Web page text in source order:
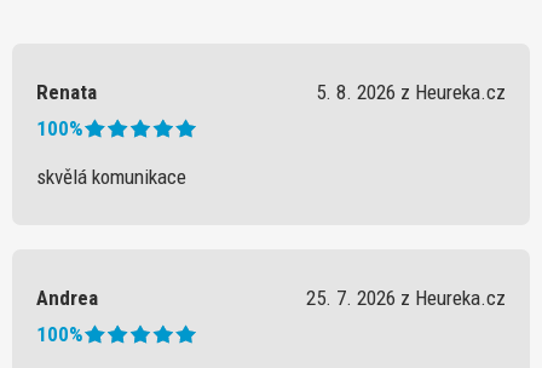
Renata
5. 8. 2026 z Heureka.cz
100%
skvělá komunikace
Andrea
25. 7. 2026 z Heureka.cz
100%